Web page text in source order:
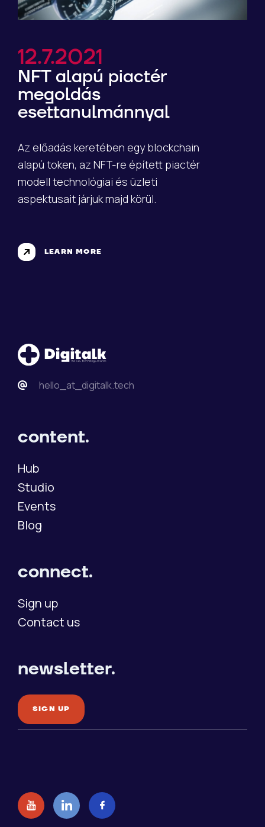
12.7.2021
NFT alapú piactér
megoldás
esettanulmánnyal
Az előadás keretében egy blockchain
alapú token, az NFT-re épített piactér
modell technológiai és üzleti
aspektusait járjuk majd körül.
LEARN MORE
hello_at_digitalk.tech
content.
Hub
Studio
Events
Blog
connect.
Sign up
Contact us
newsletter.